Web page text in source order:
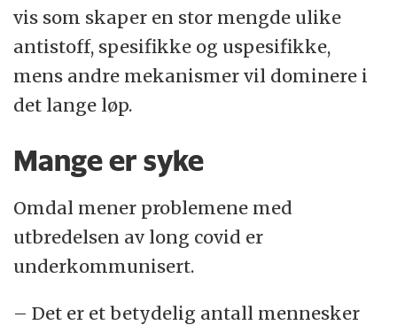
vis som skaper en stor mengde ulike
antistoff, spesifikke og uspesifikke,
mens andre mekanismer vil dominere i
det lange løp.
Mange er syke
Omdal mener problemene med
utbredelsen av long covid er
underkommunisert.
– Det er et betydelig antall mennesker